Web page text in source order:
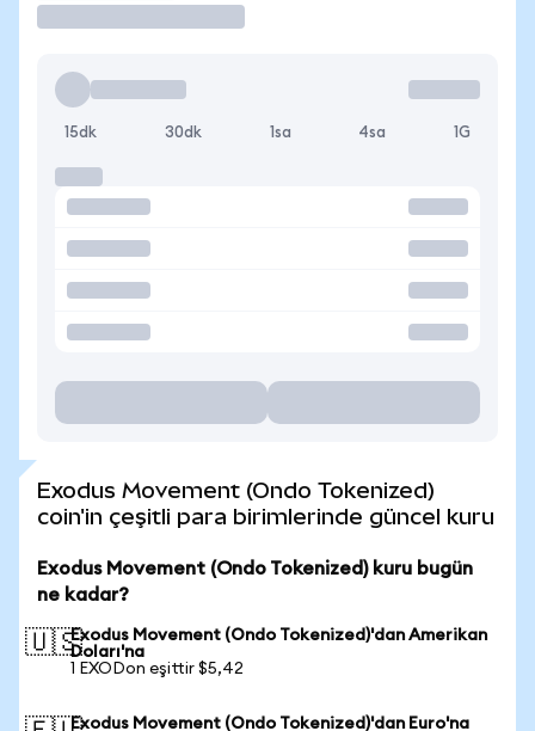
15dk 30dk 1sa 4sa 1G
Exodus Movement (Ondo Tokenized)
coin'in çeşitli para birimlerinde güncel kuru
Exodus Movement (Ondo Tokenized) kuru bugün
ne kadar?
🇺🇸Exodus Movement (Ondo Tokenized)'dan Amerikan
Doları'na
1 EXODon eşittir $5,42
Exodus Movement (Ondo Tokenized)'dan Euro'na